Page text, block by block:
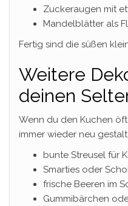
Zuckeraugen mit
Mandelblätter als
Fertig sind die süßen
Weitere
deinen
Wenn du den Kuchen
immer wieder neu
bunte Streusel für
Smarties oder
frische Beeren im
Gummibärchen